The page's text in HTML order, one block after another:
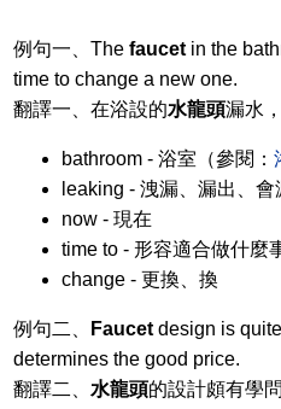
例句一、The faucet in the
time to change a new one.
翻譯一、在浴設的水龍頭漏水
bathroom - 浴室（參閱：
leaking - 洩漏、漏出、
now - 現在
time to - 形容適合做什麼
change - 更換、換
例句二、 Faucet design is
determines the good price.
翻譯二、 水龍頭的設計頗有學